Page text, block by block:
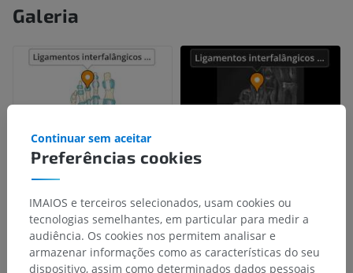
Galeria
Preferências cookies
Continuar sem aceitar
IMAIOS e terceiros selecionados, usam cookies ou
tecnologias semelhantes, em particular para medir a
audiência. Os cookies nos permitem analisar e
armazenar informações como as características do seu
dispositivo, assim como determinados dados pessoais